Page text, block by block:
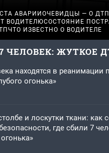
АВАРИИ ОЧЕВИДЦЫ — О ДТП
ВОДИТЕЛЮСОСТОЯНИЕ
ЧТО ИЗВЕСТНО О ВОДИТЕЛЕ
ЧЕЛОВЕК: ЖУТКОЕ
находятся в реанимации
огонька»
и лоскутки ткани: как
где сбили 7